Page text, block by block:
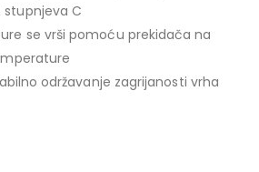
C
se vrši pomoću prekidača na
održavanje zagrijanosti vrha